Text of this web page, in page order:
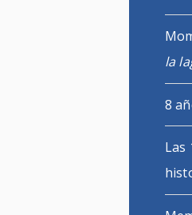
la
8
Las